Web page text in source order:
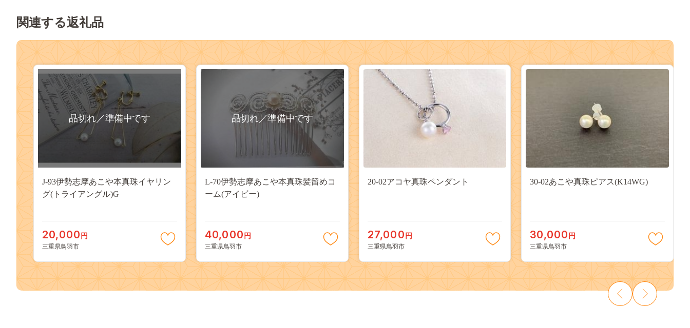
関連する返礼品
品切れ／準備中です
J-93伊勢志摩あこや本真珠イヤリン
グ(トライアングル)G
20,000 円
三重県鳥羽市
品切れ／準備中です
L-70伊勢志摩あこや本真珠髪留めコ
ーム(アイビー)
40,000 円
三重県鳥羽市
20-02アコヤ真珠ペンダント
27,000 円
三重県鳥羽市
30-02あこや真珠ピアス(K14WG)
30,000 円
三重県鳥羽市